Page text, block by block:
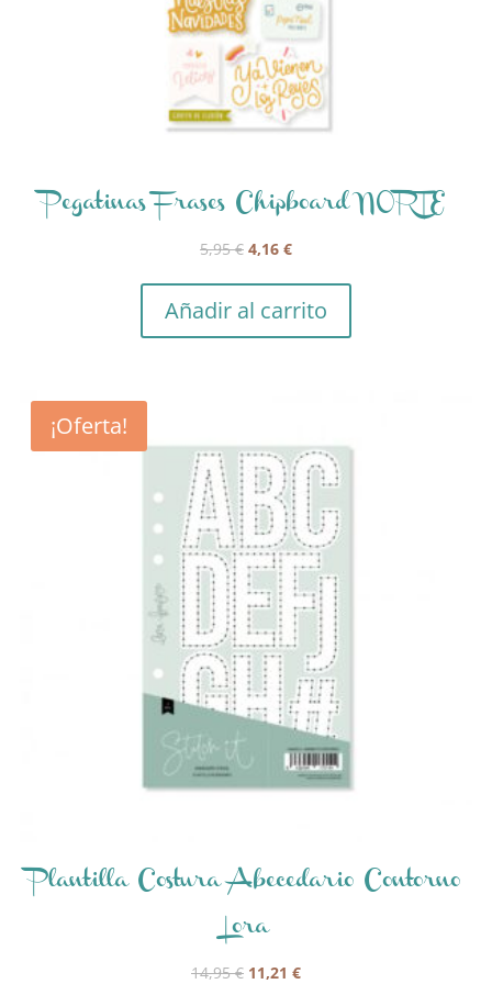
Pegatinas Frases Chipboard NORTE
5,95€ El
original
era:
4,16 €El
actual
es:
Añadir al carrito
¡Oferta!
Plantilla Costura Abecedario Contorno
Lora
14,95€ El
11,21 €El